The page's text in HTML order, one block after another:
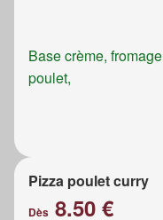
Base crème,
poulet,
Pizza poulet curry
Dès 8.50 €